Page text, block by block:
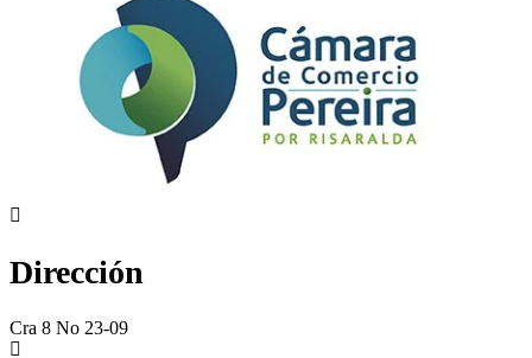
Dirección
Cra 8 No 23-09